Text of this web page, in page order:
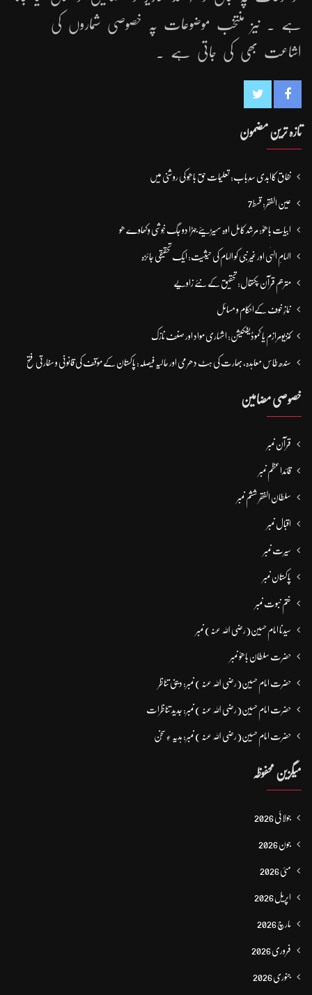
ہے ۔ نیز منتخب موضوعات پہ خصوصی شماروں کی
اشاعت بھی کی جاتی ہے ۔
تازہ ترین مضمون
نفاق کاابدی سدِباب: تعلیمات حق باھُو کی روشنی میں
عین الفقر: قسط7
ابیات باھوؒ: مُرشد کامِل اوہ سہیڑیئے جہڑا دو جگ خُوشی وِکھاوے ھو
الہامِ الہٰی اور غیر نبی کو الہام کی حیثیت: ایک تحقیقی جائزہ
مترجم قرآن پکتھال: تحقیق کے نئے زاویے
نمازِ خوف کےاحکام و مسائل
کنزیومرازم یا کموڈیفکیشن: اشہاری مواد اور صنف نازک
سندھ طاس معاہدہ، بھارت کی ہٹ دھرمی اور حالیہ فیصلہ: پاکستان کے مؤقف کی قانونی و سفارتی فتح
خصوصی مضامین
قرآن نمبر
قائداعظم نمبر
سلطان الفقر ششم نمبر
اقبال نمبر
سیرت نمبر
پاکستان نمبر
ختم نبوت نمبر
سیدنا امام حسین(رضی اللہ عنہ) نمبر
حضرت سلطان باھوؒ نمبر
حضرت امام حسین(رضی اللہ عنہ ) نمبر: دینی تناظر
حضرت امام حسین(رضی اللہ عنہ ) نمبر: جدید تناظرات
حضرت امام حسین(رضی اللہ عنہ ) نمبر: ہدیہ ءِ سُخن
میگزین محفوظہ
جولائی 2026
جون 2026
مئی 2026
اپریل 2026
مارچ 2026
فروری 2026
جنوری 2026